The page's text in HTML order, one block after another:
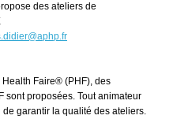
des ateliers de
Faire® (PHF), des
sont proposées. Tout animateur
de garantir la qualité des ateliers.